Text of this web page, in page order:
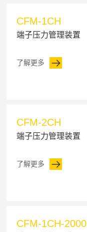
CFM-1CH
端子压力管理装置
了解更多
CFM-2CH
端子压力管理装置
了解更多
CFM-1CH-2000